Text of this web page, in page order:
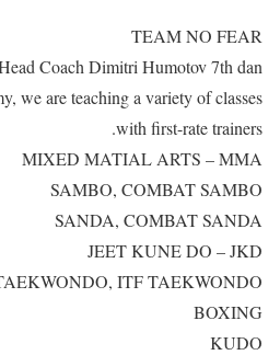
TEAM NO FEAR
Coach Dimitri Humotov 7th dan.
we are teaching a variety of classes
with first-rate trainers.
MIXED MATIAL ARTS – MMA
SAMBO, COMBAT SAMBO
SANDA, COMBAT SANDA
JEET KUNE DO – JKD
ITF TAEKWONDO
BOXING
KUDO